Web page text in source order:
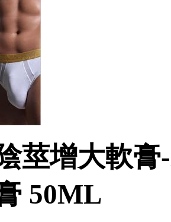
莖增大軟
50ML